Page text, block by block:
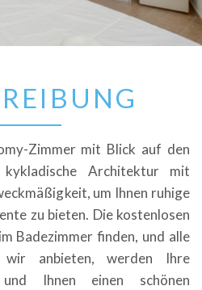
Zimmer mit Blick auf den
Architektur mit
um Ihnen ruhige
zu bieten. Die kostenlosen
Badezimmer finden, und alle
wir anbieten, werden Ihre
Ihnen einen schönen